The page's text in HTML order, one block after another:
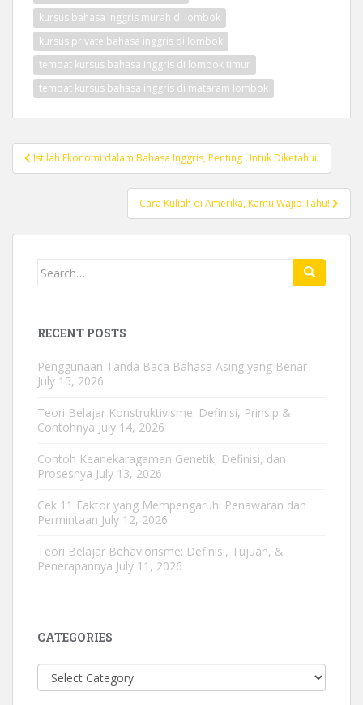
kursus bahasa inggris murah di lombok
kursus private bahasa inggris di lombok
tempat kursus bahasa inggris di lombok timur
tempat kursus bahasa inggris di mataram lombok
Post
navigation
Istilah Ekonomi dalam Bahasa Inggris, Penting Untuk Diketahui!
Cara Kuliah di Amerika, Kamu Wajib Tahu!
Search
RECENT POSTS
Penggunaan Tanda Baca Bahasa Asing yang Benar
July 15, 2026
Teori Belajar Konstruktivisme: Definisi, Prinsip &
Contohnya July 14, 2026
Contoh Keanekaragaman Genetik, Definisi, dan
Prosesnya July 13, 2026
Cek 11 Faktor yang Mempengaruhi Penawaran dan
Permintaan July 12, 2026
Teori Belajar Behaviorisme: Definisi, Tujuan, &
Penerapannya July 11, 2026
CATEGORIES
Categories